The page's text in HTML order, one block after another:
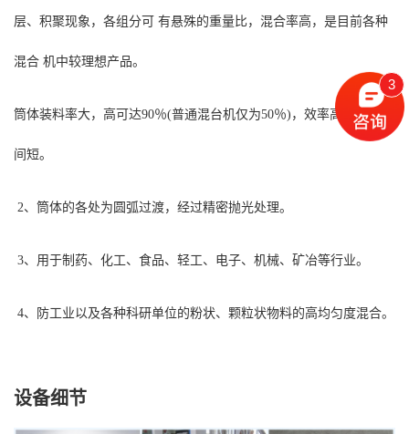
层、积聚现象，各组分可 有悬殊的重量比，混合率高，是目前各种
混合 机中较理想产品。
筒体装料率大，高可达90％(普通混台机仅为50％)，效率高，混合时
间短。
2、筒体的各处为圆弧过渡，经过精密抛光处理。
3、用于制药、化工、食品、轻工、电子、机械、矿冶等行业。
4、防工业以及各种科研单位的粉状、颗粒状物料的高均匀度混合。
设备细节
3